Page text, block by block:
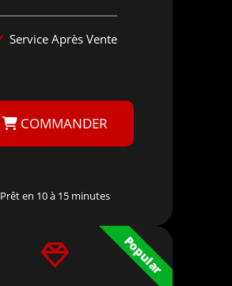
Service Après Vente
COMMANDER
Prêt en 10 à 15 minutes
Popular